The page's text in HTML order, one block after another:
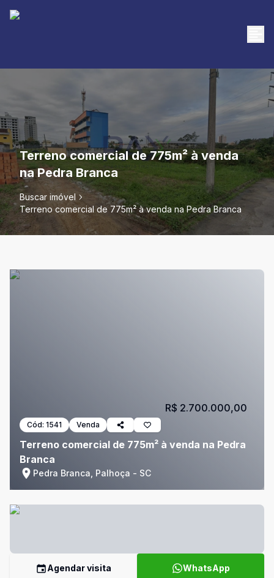
Terreno comercial de 775m² à venda
na Pedra Branca
Buscar imóvel
Terreno comercial de 775m² à venda na Pedra Branca
Cód: 1541 Venda
Terreno comercial de 775m² à venda na Pedra
Branca
Pedra Branca, Palhoça - SC
R$ 2.700.000,00
Agendar visita WhatsApp